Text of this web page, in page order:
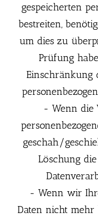
gespeicherten
bestreiten,
um dies zu
Prüfung
Einschränkung
- Wenn die
geschah/
Löschung
- Wenn wir
Daten nicht mehr